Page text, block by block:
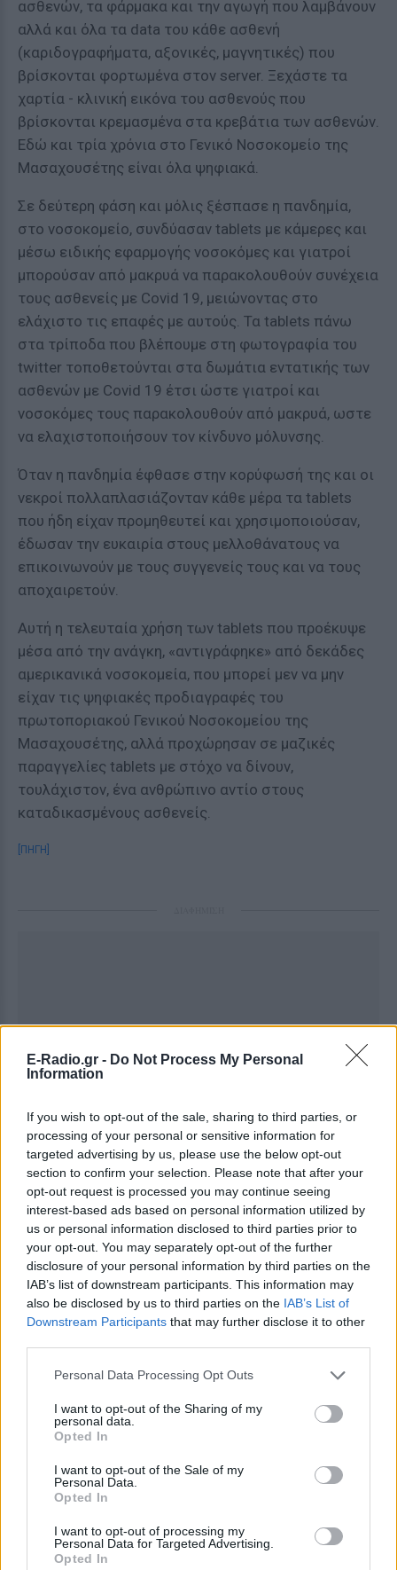
E-Radio.gr - Do Not Process My Personal
Information
If you wish to opt-out of the sale, sharing to third parties, or
processing of your personal or sensitive information for
targeted advertising by us, please use the below opt-out
section to confirm your selection. Please note that after your
opt-out request is processed you may continue seeing
interest-based ads based on personal information utilized by
us or personal information disclosed to third parties prior to
your opt-out. You may separately opt-out of the further
disclosure of your personal information by third parties on the
IAB’s list of downstream participants. This information may
also be disclosed by us to third parties on the IAB’s List of
Downstream Participants that may further disclose it to other
Personal Data Processing Opt Outs
I want to opt-out of the Sharing of my
personal data.
Opted In
I want to opt-out of the Sale of my
Personal Data.
Opted In
I want to opt-out of processing my
Personal Data for Targeted Advertising.
Opted In
ασθενών, τα φάρμακα και την αγωγή που λαμβάνουν
αλλά και όλα τα data του κάθε ασθενή
(καριδογραφήματα, αξονικές, μαγνητικές) που
βρίσκονται φορτωμένα στον server. Ξεχάστε τα
χαρτία - κλινική εικόνα του ασθενούς που
βρίσκονται κρεμασμένα στα κρεβάτια των ασθενών.
Εδώ και τρία χρόνια στο Γενικό Νοσοκομείο της
Μασαχουσέτης είναι όλα ψηφιακά.
Σε δεύτερη φάση και μόλις ξέσπασε η πανδημία,
στο νοσοκομείο, συνδύασαν tablets με κάμερες και
μέσω ειδικής εφαρμογής νοσοκόμες και γιατροί
μπορούσαν από μακρυά να παρακολουθούν συνέχεια
τους ασθενείς με Covid 19, μειώνοντας στο
ελάχιστο τις επαφές με αυτούς. Τα tablets πάνω
στα τρίποδα που βλέπουμε στη φωτογραφία του
twitter τοποθετούνται στα δωμάτια εντατικής των
ασθενών με Covid 19 έτσι ώστε γιατροί και
νοσοκόμες τους παρακολουθούν από μακρυά, ωστε
να ελαχιστοποιήσουν τον κίνδυνο μόλυνσης.
Όταν η πανδημία έφθασε στην κορύφωσή της και οι
νεκροί πολλαπλασιάζονταν κάθε μέρα τα tablets
που ήδη είχαν προμηθευτεί και χρησιμοποιούσαν,
έδωσαν την ευκαιρία στους μελλοθάνατους να
επικοινωνούν με τους συγγενείς τους και να τους
αποχαιρετούν.
Αυτή η τελευταία χρήση των tablets που προέκυψε
μέσα από την ανάγκη, «αντιγράφηκε» από δεκάδες
αμερικανικά νοσοκομεία, που μπορεί μεν να μην
είχαν τις ψηφιακές προδιαγραφές του
πρωτοποριακού Γενικού Νοσοκομείου της
Μασαχουσέτης, αλλά προχώρησαν σε μαζικές
παραγγελίες tablets με στόχο να δίνουν,
τουλάχιστον, ένα ανθρώπινο αντίο στους
καταδικασμένους ασθενείς.
[ΠΗΓΗ]
Ακολουθήστε το E-Radio.gr στοGoogle News
Εσύ μπήκες στο E-Daily.gr; Τα νέα της ημέρας
και ότι σου κάνει κλικ!
Ακολουθήστε το E-Radio.gr και στο Instagram
ΔΙΑΦΗΜΙΣΗ